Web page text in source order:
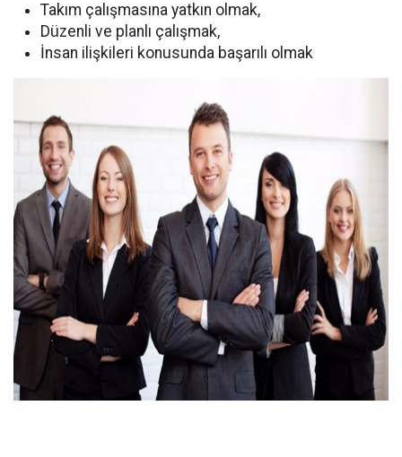
Takım çalışmasına yatkın olmak,
Düzenli ve planlı çalışmak,
İnsan ilişkileri konusunda başarılı olmak